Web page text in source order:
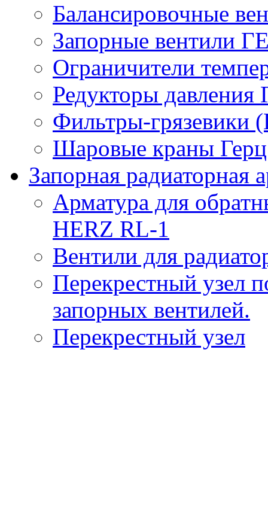
Балансировочные
Запорные вентили
Ограничители
Редукторы
Фильтры-грязевики
Шаровые краны
Запорная радиаторная
Арматура для
HERZ RL-1
Вентили для
Перекрестный узел
запорных вентилей.
Перекрестный узел